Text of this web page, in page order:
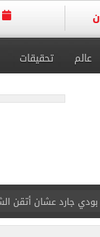
عالم تحقيقات